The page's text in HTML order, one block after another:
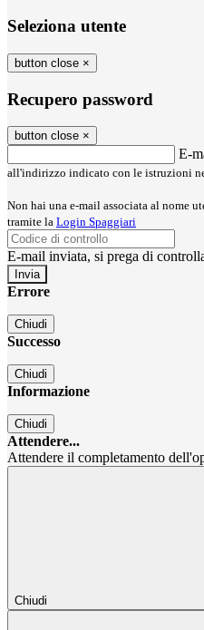
Seleziona utente
button close ×
Recupero password
button close ×
E-
all'indirizzo indicato con le istruzioni
Non hai una e-mail associata al nome
tramite la Login Spaggiari
E-mail inviata, si prega di
Errore
Chiudi
Successo
Chiudi
Informazione
Chiudi
Attendere...
Attendere il completamento
Chiudi